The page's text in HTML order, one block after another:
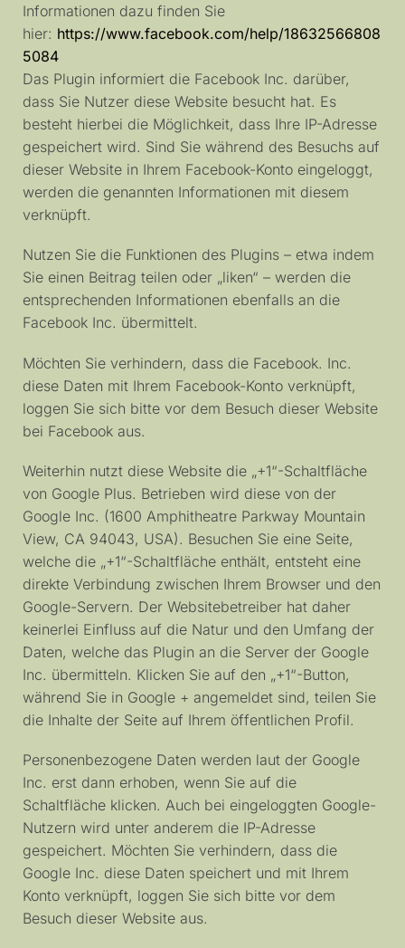
Informationen dazu finden Sie
hier: https://www.facebook.com/help/18632566808
5084
Das Plugin informiert die Facebook Inc. darüber,
dass Sie Nutzer diese Website besucht hat. Es
besteht hierbei die Möglichkeit, dass Ihre IP-Adresse
gespeichert wird. Sind Sie während des Besuchs auf
dieser Website in Ihrem Facebook-Konto eingeloggt,
werden die genannten Informationen mit diesem
verknüpft.
Nutzen Sie die Funktionen des Plugins – etwa indem
Sie einen Beitrag teilen oder „liken“ – werden die
entsprechenden Informationen ebenfalls an die
Facebook Inc. übermittelt.
Möchten Sie verhindern, dass die Facebook. Inc.
diese Daten mit Ihrem Facebook-Konto verknüpft,
loggen Sie sich bitte vor dem Besuch dieser Website
bei Facebook aus.
Weiterhin nutzt diese Website die „+1“-Schaltfläche
von Google Plus. Betrieben wird diese von der
Google Inc. (1600 Amphitheatre Parkway Mountain
View, CA 94043, USA). Besuchen Sie eine Seite,
welche die „+1“-Schaltfläche enthält, entsteht eine
direkte Verbindung zwischen Ihrem Browser und den
Google-Servern. Der Websitebetreiber hat daher
keinerlei Einfluss auf die Natur und den Umfang der
Daten, welche das Plugin an die Server der Google
Inc. übermitteln. Klicken Sie auf den „+1“-Button,
während Sie in Google + angemeldet sind, teilen Sie
die Inhalte der Seite auf Ihrem öffentlichen Profil.
Personenbezogene Daten werden laut der Google
Inc. erst dann erhoben, wenn Sie auf die
Schaltfläche klicken. Auch bei eingeloggten Google-
Nutzern wird unter anderem die IP-Adresse
gespeichert. Möchten Sie verhindern, dass die
Google Inc. diese Daten speichert und mit Ihrem
Konto verknüpft, loggen Sie sich bitte vor dem
Besuch dieser Website aus.